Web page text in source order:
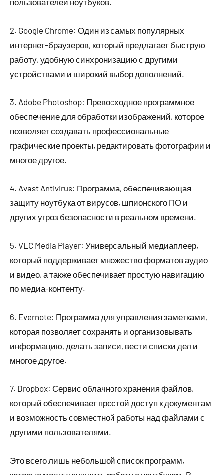
пользователей ноутбуков.
2. Google Chrome: Один из самых популярных
интернет-браузеров, который предлагает быструю
работу, удобную синхронизацию с другими
устройствами и широкий выбор дополнений.
3. Adobe Photoshop: Превосходное программное
обеспечение для обработки изображений, которое
позволяет создавать профессиональные
графические проекты, редактировать фотографии и
многое другое.
4. Avast Antivirus: Программа, обеспечивающая
защиту ноутбука от вирусов, шпионского ПО и
других угроз безопасности в реальном времени.
5. VLC Media Player: Универсальный медиаплеер,
который поддерживает множество форматов аудио
и видео, а также обеспечивает простую навигацию
по медиа-контенту.
6. Evernote: Программа для управления заметками,
которая позволяет сохранять и организовывать
информацию, делать записи, вести списки дел и
многое другое.
7. Dropbox: Сервис облачного хранения файлов,
который обеспечивает простой доступ к документам
и возможность совместной работы над файлами с
другими пользователями.
Это всего лишь небольшой список программ,